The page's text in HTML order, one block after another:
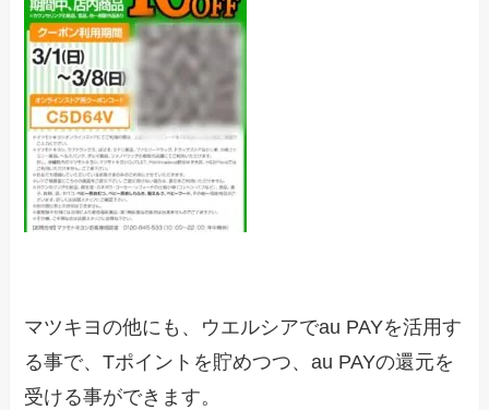
マツキヨの他にも、ウエルシアでau PAYを活用す
る事で、Tポイントを貯めつつ、au PAYの還元を
受ける事ができます。